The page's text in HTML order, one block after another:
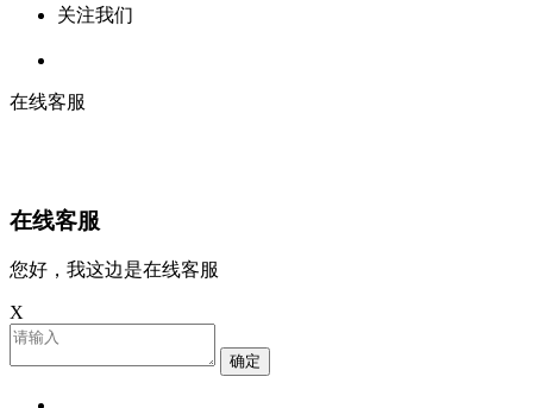
关注我们
在线客服
在线客服
您好，我这边是在线客服
X
确定